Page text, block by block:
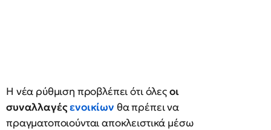
Η νέα ρύθμιση προβλέπει ότι όλεςοι
συναλλαγέςενοικίων θα πρέπει να
πραγματοποιούνται αποκλειστικά μέσω